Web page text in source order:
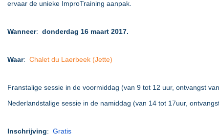
ervaar de unieke ImproTraining aanpak.
Wanneer: donderdag 16 maart 2017.
Waar: Chalet du Laerbeek (Jette)
Franstalige sessie in de voormiddag (van 9 tot 12 uur, ontvangst
Nederlandstalige sessie in de namiddag (van 14 tot 17uur,
Inschrijving: Gratis